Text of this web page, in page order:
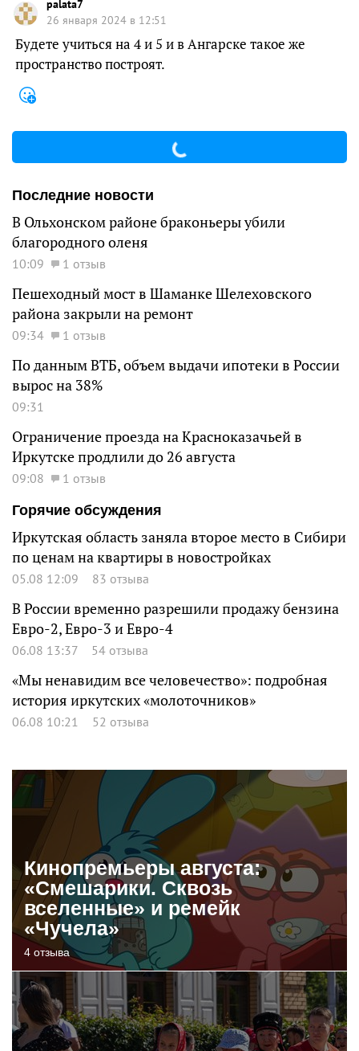
palata7
26 января 2024 в 12:51
Будете учиться на 4 и 5 и в Ангарске такое же
пространство построят.
Последние новости
В Ольхонском районе браконьеры убили
благородного оленя
10:09 1 отзыв
Пешеходный мост в Шаманке Шелеховского
района закрыли на ремонт
09:34 1 отзыв
По данным ВТБ, объем выдачи ипотеки в России
вырос на 38%
09:31
Ограничение проезда на Красноказачьей в
Иркутске продлили до 26 августа
09:08
1 отзыв
Горячие обсуждения
Иркутская область заняла второе место в Сибири
по ценам на квартиры в новостройках
05.08 12:09 83 отзыва
В России временно разрешили продажу бензина
Евро-2, Евро-3 и Евро-4
06.08 13:37 54 отзыва
«Мы ненавидим все человечество»: подробная
история иркутских «молоточников»
06.08 10:21 52 отзыва
Кинопремьеры августа:
«Смешарики. Сквозь
вселенные» и ремейк
«Чучела»
4 отзыва